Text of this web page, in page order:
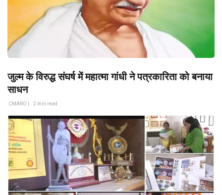
जुल्म के विरुद्ध संघर्ष में महात्मा गांधी ने पत्रकारिता को बनाया
साधन
CMARG | 2 min read